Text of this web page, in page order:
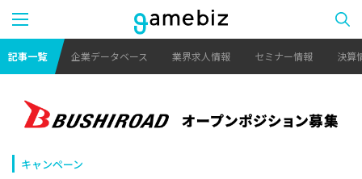
記事一覧 企業データベース 業界求人情報 セミナー情報 決算
キャンペーン